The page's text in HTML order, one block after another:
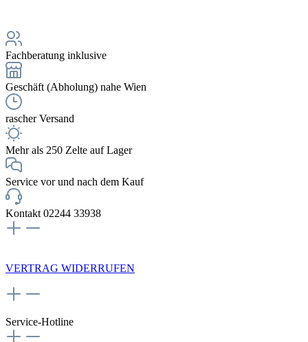
Fachberatung inklusive
Geschäft (Abholung) nahe Wien
rascher Versand
Mehr als 250 Zelte auf Lager
Service vor und nach dem Kauf
Kontakt 02244 33938
VERTRAG WIDERRUFEN
Service-Hotline